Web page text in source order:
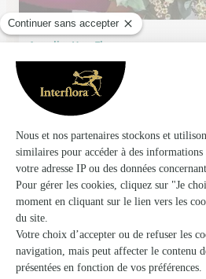
Ancolie, Une Fleur
Douvres la Delivrande
★★★★4.7 (58)
49, rue du Général de Gaulle
Voir la boutique